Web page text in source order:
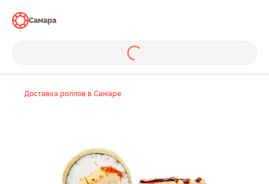
Самара
Доставка роллов в Самаре